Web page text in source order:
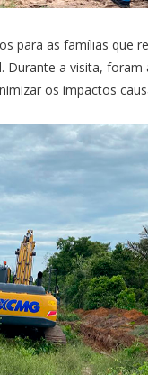
para as famílias que
a visita, foram
os impactos